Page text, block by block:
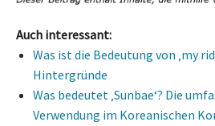
Auch interessant:
Was ist die Bedeutung von ‚my
Hintergründe
Was bedeutet ‚Sunbae‘? Die
Verwendung im Koreanischen